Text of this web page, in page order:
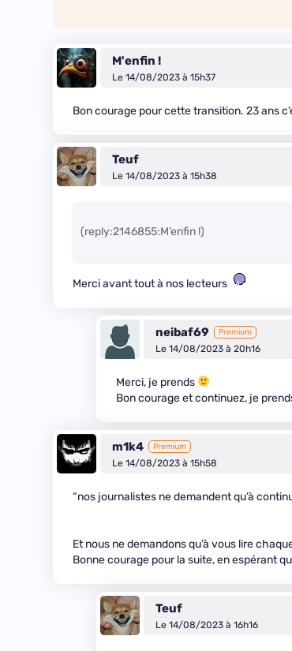
M'enfin !
Le 14/08/2023 à 15h37
Bon courage pour cette transition. 23 ans
Teuf
Le 14/08/2023 à 15h38
(reply:2146855:M’enfin !)
Merci avant tout à nos lecteurs
neibaf69 Premium
Le 14/08/2023 à 20h16
Merci, je prends
Bon courage et continuez, je
m1k4 Premium
Le 14/08/2023 à 15h58
“nos journalistes ne demandent qu’à
Et nous ne demandons qu’à vous lire
Bonne courage pour la suite, en espérant
Teuf
Le 14/08/2023 à 16h16